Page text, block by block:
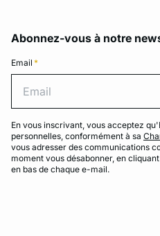
Abonnez-vous à notre
Email *
En vous inscrivant, vous acceptez
personnelles, conformément à sa
vous adresser des communications
moment vous désabonner, en
en bas de chaque e-mail.